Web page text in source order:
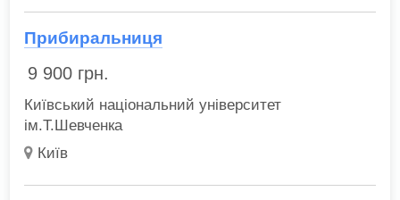
Прибиральниця
9 900 грн.
Київський національний університет
ім.Т.Шевченка
Київ